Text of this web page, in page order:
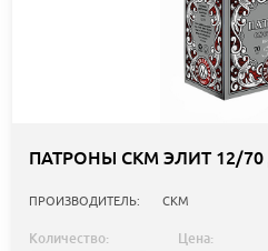
ПАТРОНЫ СКМ ЭЛИТ 12/
ПРОИЗВОДИТЕЛЬ: СКМ
Количество: Цена: